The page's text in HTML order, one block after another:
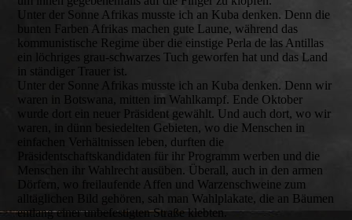
Unter der Sonne Afrikas musste ich an Kuba denken. Denn die
bunten Farben Afrikas machen gute Laune, während das
kommunistische Regime über die einstige Perla de las Antillas
ein löchriges grau-schwarzes Tuch geworfen hat und das Land
in ständiger Trauer ist.
Unter der Sonne Afrikas musste ich an Kuba denken. Denn wir
waren in Botswana, mitten im Wahlkampf. Ende Oktober
wurde dort ein neuer Präsident gewählt. Und auch dort, wo wir
waren, in dünn besiedelten Gebieten, wo die Menschen in
einfachen Verhältnissen leben, durften die
Präsidentschaftskandidaten für ihr Programm werben und die
Menschen ihr Wahlrecht ausüben. Überall, auch in den armen
Dörfern, wo freilaufende Affen und Warzenschweine zum
alltäglichen Bild gehören, sah man Wahlplakate, die an Bäumen
entlang einer unbefestigten Straße klebten.